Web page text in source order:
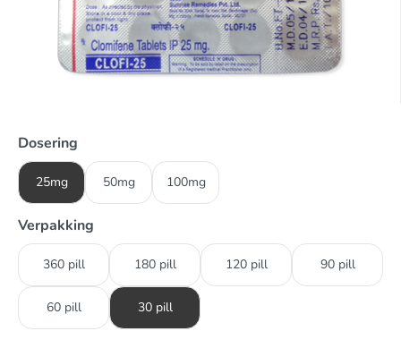
Dosering
25mg 50mg 100mg
Verpakking
360 pill 180 pill 120 pill 90 pill
60 pill 30 pill